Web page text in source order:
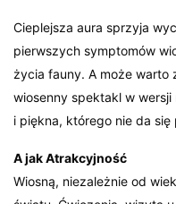
Cieplejsza aura sprzyja
pierwszych symptomów
życia fauny. A może warto
wiosenny spektakl w
i piękna, którego nie da
A jak Atrakcyjność
Wiosną, niezależnie od